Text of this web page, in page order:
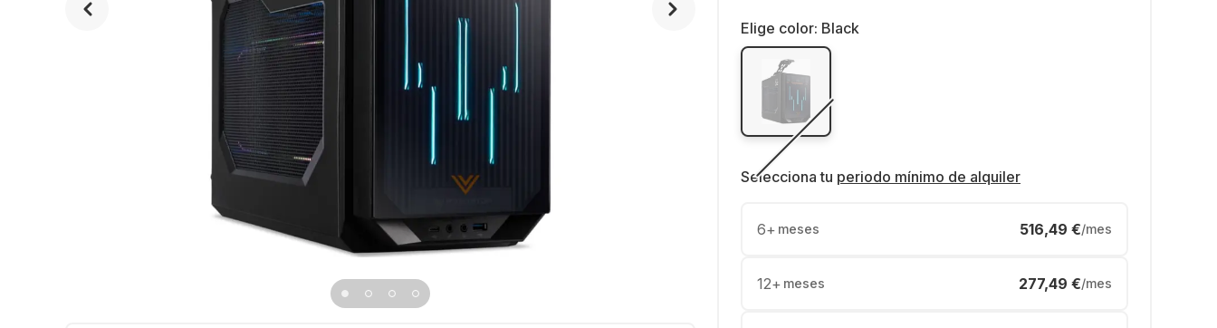
Elige color: Black
Selecciona tu periodo mínimo de alquiler
6+ meses 516,49 €/mes
12+ meses 277,49 €/mes